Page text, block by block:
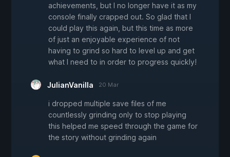
achievements, but I no longer have it as my
console finally crapped out. So glad that I
could play this again, but this time as more
of just an enjoyable experience of not
having to grind so hard to level up and get
what I need to in order to progress quickly!
JulianVanilla 20 Mar
i dropped multiple save files of me
countlessly grinding only to stop playing
this helped me speed through the game for
the story without grinding again